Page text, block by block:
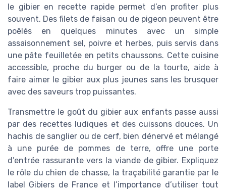
le gibier en recette rapide permet d’en profiter plus
souvent. Des filets de faisan ou de pigeon peuvent être
poêlés en quelques minutes avec un simple
assaisonnement sel, poivre et herbes, puis servis dans
une pâte feuilletée en petits chaussons. Cette cuisine
accessible, proche du burger ou de la tourte, aide à
faire aimer le gibier aux plus jeunes sans les brusquer
avec des saveurs trop puissantes.
Transmettre le goût du gibier aux enfants passe aussi
par des recettes ludiques et des cuissons douces. Un
hachis de sanglier ou de cerf, bien dénervé et mélangé
à une purée de pommes de terre, offre une porte
d’entrée rassurante vers la viande de gibier. Expliquez
le rôle du chien de chasse, la traçabilité garantie par le
label Gibiers de France et l’importance d’utiliser tout